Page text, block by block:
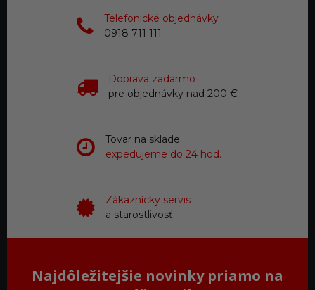
Telefonické objednávky
0918 711 111
Doprava zadarmo
pre objednávky nad 200 €
Tovar na sklade
expedujeme do 24 hod.
Zákaznícky servis
a starostlivosť
Najdôležitejšie novinky priamo na